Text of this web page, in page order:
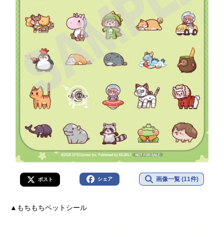
ポスト シェア 画像一覧 (11件)
▲もちもちペットシール